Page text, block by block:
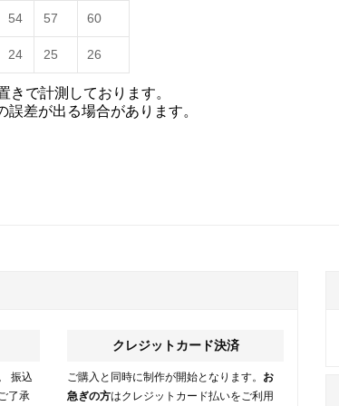
54 57 60
24 25 26
で計測しております。
差が出る場合があります。
振込
了承
クレジットカード決済
ご購入と同時に制作が開始となります。 お
急ぎの方はクレジットカード払いをご利用